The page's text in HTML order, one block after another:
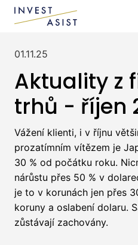
01.11.25
Aktuality z
trhů - říjen
Vážení klienti, i v říjnu
prozatímním vítězem je
30 % od počátku roku.
nárůstu přes 50 % v
je to v korunách jen přes
koruny a oslabení dolaru.
zůstávají zachovány.